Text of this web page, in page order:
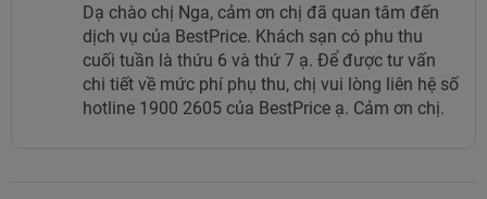
Dạ chào chị Nga, cảm ơn chị đã quan tâm đến
dịch vụ của BestPrice. Khách sạn có phu thu
cuối tuần là thứu 6 và thứ 7 ạ. Để được tư vấn
chi tiết về mức phí phụ thu, chị vui lòng liên hệ số
hotline 1900 2605 của BestPrice ạ. Cảm ơn chị.